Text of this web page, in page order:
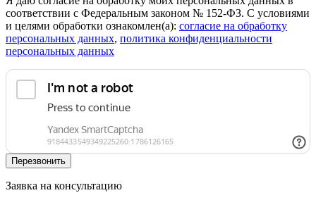
соответствии с Федеральным законом № 152-ФЗ. С условиями
и целями обработки ознакомлен(а): cогласие на обработку
персональных данных, политика конфиденциальности
персональных данных
Перезвонить
Заявка на консультацию